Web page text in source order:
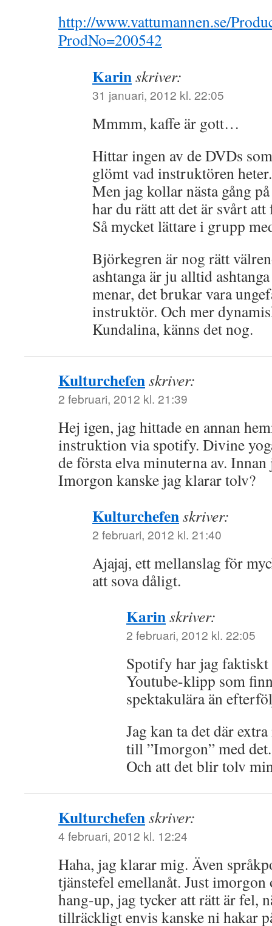
http://www.vattumannen.se/
ProdNo=200542
Karinskriver:
31 januari, 2012 kl. 22:05
Mmmm, kaffe är gott…
Hittar ingen av de DVDs
glömt vad instruktören
Men jag kollar nästa gång
har du rätt att det är svårt
Så mycket lättare i grupp
Björkegren är nog rätt
ashtanga är ju alltid
menar, det brukar vara
instruktör. Och mer
Kundalina, känns det nog.
Kulturchefenskriver:
2 februari, 2012 kl. 21:39
Hej igen, jag hittade en annan
instruktion via spotify. Divine
de första elva minuterna av.
Imorgon kanske jag klarar tolv?
Kulturchefenskriver:
2 februari, 2012 kl. 21:40
Ajajaj, ett mellanslag för
att sova dåligt.
Karinskriver:
2 februari, 2012 kl. 22:05
Spotify har jag faktiskt
Youtube-klipp som
spektakulära än
Jag kan ta det där
till ”Imorgon” med
Och att det blir tolv
Kulturchefenskriver:
4 februari, 2012 kl. 12:24
Haha, jag klarar mig. Även
tjänstefel emellanåt. Just
hang-up, jag tycker att rätt är fel,
tillräckligt envis kanske ni hakar